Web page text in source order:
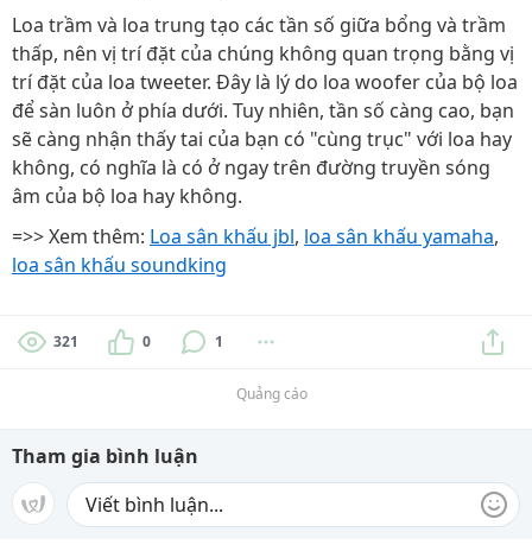
Loa trầm và loa trung tạo các tần số giữa bổng và trầm
thấp, nên vị trí đặt của chúng không quan trọng bằng vị
trí đặt của loa tweeter. Đây là lý do loa woofer của bộ loa
để sàn luôn ở phía dưới. Tuy nhiên, tần số càng cao, bạn
sẽ càng nhận thấy tai của bạn có "cùng trục" với loa hay
không, có nghĩa là có ở ngay trên đường truyền sóng
âm của bộ loa hay không.
=>> Xem thêm: Loa sân khấu jbl, loa sân khấu yamaha,
loa sân khấu soundking
321 0 1
Quảng cáo
Tham gia bình luận